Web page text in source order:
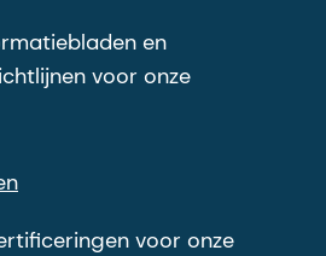
en
voor onze
voor onze